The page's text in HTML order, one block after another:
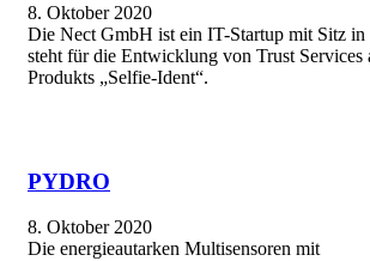
8. Oktober 2020
Die Nect GmbH ist ein IT-Startup mit Sitz in
steht für die Entwicklung von Trust Services
Produkts „Selfie-Ident“.
PYDRO
8. Oktober 2020
Die energieautarken Multisensoren mit